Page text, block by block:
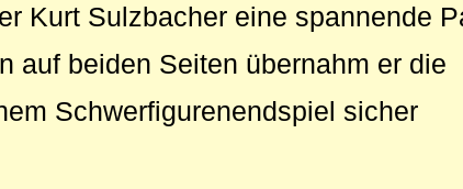
Kurt Sulzbacher eine spannende
auf beiden Seiten übernahm er die
Schwerfigurenendspiel sicher